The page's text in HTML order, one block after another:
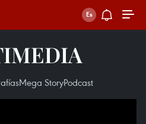
Mega StoryPodcast